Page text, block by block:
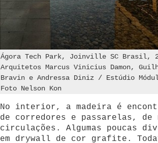
Ágora Tech Park, Joinville SC Brasil,
Arquitetos Marcus Vinicius Damon,
Bravin e Andressa Diniz / Estúdio
Foto Nelson Kon
No interior, a madeira é
de corredores e passarelas, de
circulações. Algumas poucas
em drywall de cor grafite.